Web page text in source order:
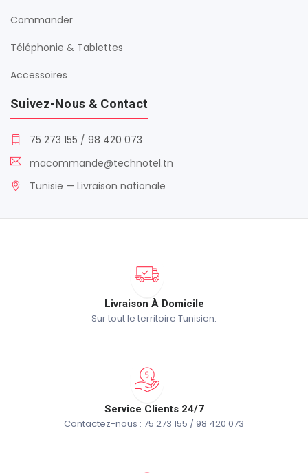
Commander
Téléphonie & Tablettes
Accessoires
Suivez-Nous & Contact
75 273 155 / 98 420 073
macommande@technotel.tn
Tunisie — Livraison nationale
Livraison À Domicile
Sur tout le territoire Tunisien.
Service Clients 24/7
Contactez-nous : 75 273 155 / 98 420 073